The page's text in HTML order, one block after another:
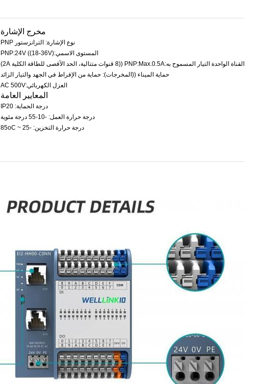
مخرج الإشارة
نوع الإشارة: الترانزستور PNP
المستوى الاسمي:PNP:24V ((18-36V)
القناة الواحدة التيار المسموح به:PNP:Max.0.5A ((8 قنوات متتالية، الحد الأقصى للطاقة الكلية 2A)
حماية الميناء ((المخرجات): حماية من الإفراط في الجهد والتيار الزائد
العزل الكهربائي:AC 500V
المعايير العامة
درجة الحماية: IP20
درجة حرارة العمل: -10-55 درجة مئوية
درجة حرارة التخزين: -25 ~ 85oC